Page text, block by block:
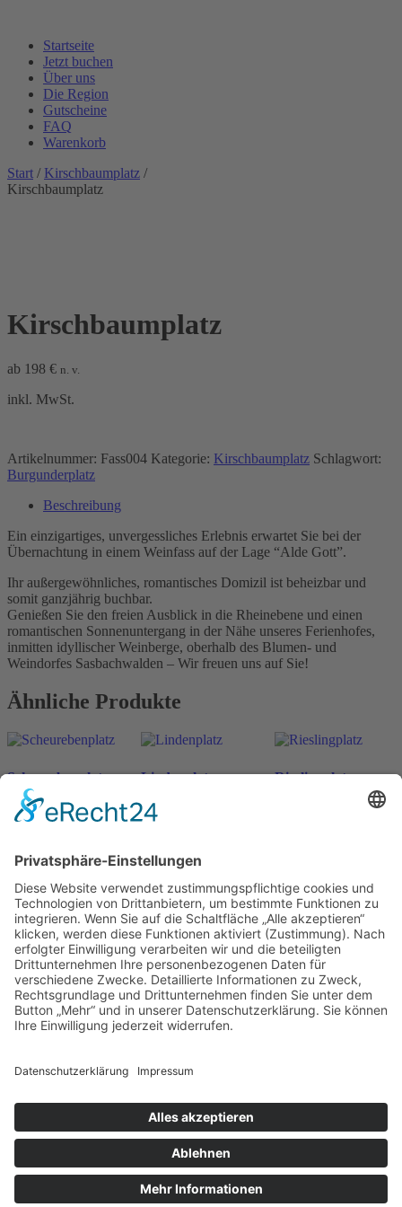
Startseite
Jetzt buchen
Über uns
Die Region
Gutscheine
FAQ
Warenkorb
Start / Kirschbaumplatz /
Kirschbaumplatz
Kirschbaumplatz
ab 198 € n. v.
inkl. MwSt.
Artikelnummer: Fass004 Kategorie: Kirschbaumplatz Schlagwort:
Burgunderplatz
Beschreibung
Ein einzigartiges, unvergessliches Erlebnis erwartet Sie bei der
Übernachtung in einem Weinfass auf der Lage “Alde Gott”.
Ihr außergewöhnliches, romantisches Domizil ist beheizbar und
somit ganzjährig buchbar.
Genießen Sie den freien Ausblick in die Rheinebene und einen
romantischen Sonnenuntergang in der Nähe unseres Ferienhofes,
inmitten idyllischer Weinberge, oberhalb des Blumen- und
Weindorfes Sasbachwalden – Wir freuen uns auf Sie!
Ähnliche Produkte
Scheurebenplatz
ab198 n. v.
Lindenplatz Rieslingplatz
Öffnungszeiten Büro und Hofladen:
Hofladen:
Montag bis Sonntag von 09:00 – 11:30 Uhr und 14:00 – 18:00 Uhr
Telefonisch erreichen Sie uns:
Montag bis Freitag von 09:00 – 11:30 Uhr
Kasse
Datenschutzerklärung
Allgemeine Geschäftsbedingungen (AGB)
Cookie-Einstellungen
Copyright © Schlafen im Weinfass • Ilona Wild • Bergstraße 7 •
77887 Sasbachwalden | All Rights Reserved